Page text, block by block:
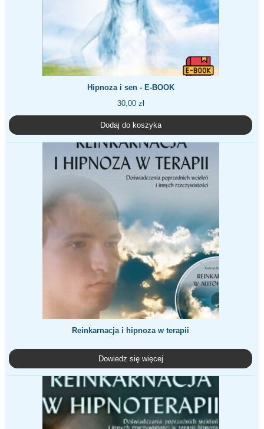
Hipnoza i sen - E-BOOK
30,00 zł
Dodaj do koszyka
Reinkarnacja i hipnoza w terapii
Dowiedz się więcej